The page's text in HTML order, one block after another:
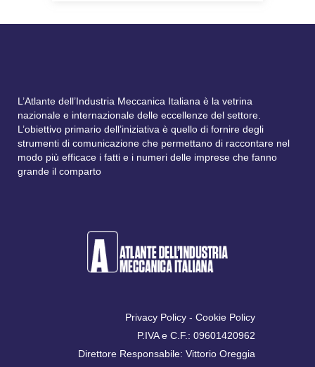
L’Atlante dell’Industria Meccanica Italiana è la vetrina
nazionale e internazionale delle eccellenze del settore.
L’obiettivo primario dell’iniziativa è quello di fornire degli
strumenti di comunicazione che permettano di raccontare nel
modo più efficace i fatti e i numeri delle imprese che fanno
grande il comparto
Privacy Policy - Cookie Policy
P.IVA e C.F.: 09601420962
Direttore Responsabile: Vittorio Oreggia